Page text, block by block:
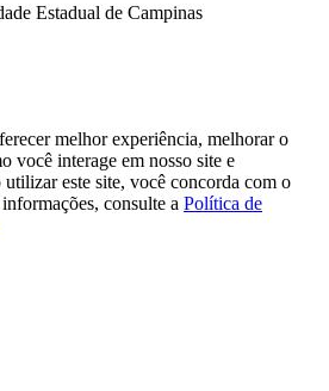
Estadual de Campinas
melhor experiência, melhorar o
você interage em nosso site e
este site, você concorda com o
consulte a Política de